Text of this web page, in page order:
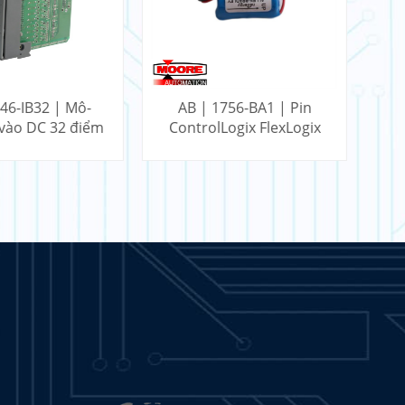
IB32 | Mô-
DC 32 điểm
AB | 1756-BA1 | Pin
ControlLogix FlexLogix
TÌM HIỂU THÊM